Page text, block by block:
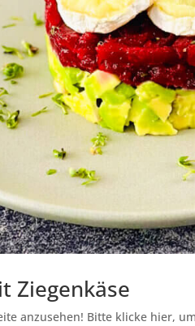
Ziegenkäse
anzusehen! Bitte klicke hier,